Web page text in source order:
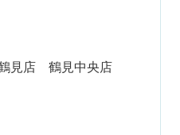
見店 鶴見中央店